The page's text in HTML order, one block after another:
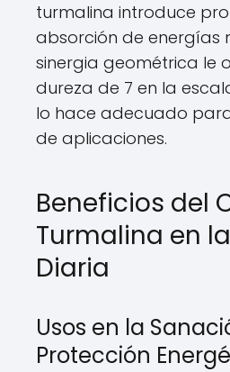
turmalina introduce
absorción de energías
sinergia geométrica le
dureza de 7 en la
lo hace adecuado
de aplicaciones.
Beneficios del
Turmalina en
Diaria
Usos en la
Protección